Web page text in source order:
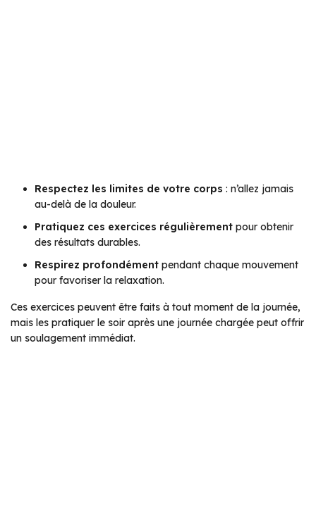
Respectez les limites de votre corps : n’allez jamais
au-delà de la douleur.
Pratiquez ces exercices régulièrement pour obtenir
des résultats durables.
Respirez profondément pendant chaque mouvement
pour favoriser la relaxation.
Ces exercices peuvent être faits à tout moment de la journée,
mais les pratiquer le soir après une journée chargée peut offrir
un soulagement immédiat.